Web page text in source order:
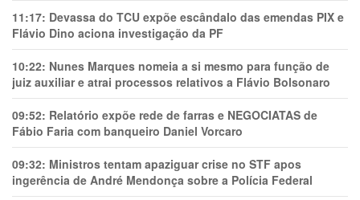
11:17: Devassa do TCU expõe escândalo das emendas PIX e
Flávio Dino aciona investigação da PF
10:22: Nunes Marques nomeia a si mesmo para função de
juiz auxiliar e atrai processos relativos a Flávio Bolsonaro
09:52: Relatório expõe rede de farras e NEGOCIATAS de
Fábio Faria com banqueiro Daniel Vorcaro
09:32: Ministros tentam apaziguar crise no STF apos
ingerência de André Mendonça sobre a Polícia Federal